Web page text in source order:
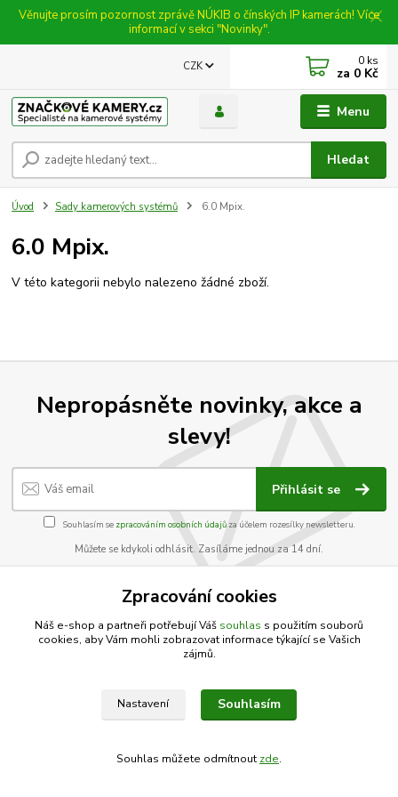
Věnujte prosím pozornost zprávě NÚKIB o čínských IP kamerách! Více
informací v sekci "Novinky".
Menu
CZK
Hledat
0 ks
za 0 Kč
Úvod Sady kamerových systémů 6.0 Mpix.
6.0 Mpix.
V této kategorii nebylo nalezeno žádné zboží.
Nepropásněte novinky, akce a
slevy!
Přihlásit se
Souhlasím se zpracováním osobních údajůza účelem rozesílky newsletteru.
Můžete se kdykoli odhlásit. Zasíláme jednou za 14 dní.
Vytvořeno na
Zpracování cookies
Náš e-shop a partneři potřebují Váš souhlas s použitím souborů
cookies, aby Vám mohli zobrazovat informace týkající se Vašich
zájmů.
Nastavení Souhlasím
Souhlas můžete odmítnout zde.